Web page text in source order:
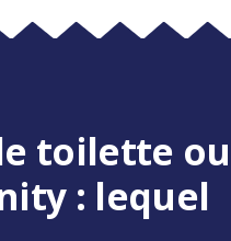
toilette ou
: lequel